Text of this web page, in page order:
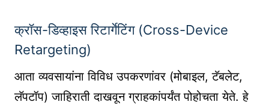
क्रॉस-डिव्हाइस रिटार्गेटिंग (Cross-Device
Retargeting)
आता व्यवसायांना विविध उपकरणांवर (मोबाइल, टॅबलेट,
लॅपटॉप) जाहिराती दाखवून ग्राहकांपर्यंत पोहोचता येते. हे